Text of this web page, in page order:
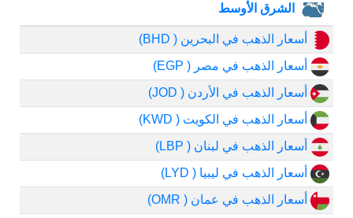
الشرق الأوسط
أسعار الذهب في البحرين ( BHD)
أسعار الذهب في مصر ( EGP)
أسعار الذهب في الأردن ( JOD)
أسعار الذهب في الكويت ( KWD)
أسعار الذهب في لبنان ( LBP)
أسعار الذهب في ليبيا ( LYD)
أسعار الذهب في عمان ( OMR)